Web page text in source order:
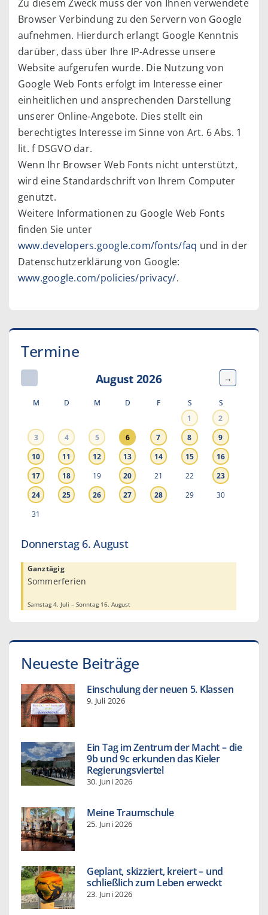
Zu diesem Zweck muss der von Ihnen verwendete
Browser Verbindung zu den Servern von Google
aufnehmen. Hierdurch erlangt Google Kenntnis
darüber, dass über Ihre IP-Adresse unsere
Website aufgerufen wurde. Die Nutzung von
Google Web Fonts erfolgt im Interesse einer
einheitlichen und ansprechenden Darstellung
unserer Online-Angebote. Dies stellt ein
berechtigtes Interesse im Sinne von Art. 6 Abs. 1
lit. f DSGVO dar.
Wenn Ihr Browser Web Fonts nicht unterstützt,
wird eine Standardschrift von Ihrem Computer
genutzt.
Weitere Informationen zu Google Web Fonts
finden Sie unter
www.developers.google.com/fonts/faq und in der
Datenschutzerklärung von Google:
www.google.com/policies/privacy/.
Termine
August 2026 →
M D M D F S
S
1
2
3
4 5 6 7 8
9
10
11 12 13 14 15
16
17
18 19 20 21 22
23
24
25 26 27 28 29
30
31
Donnerstag 6. August
Ganztägig
Sommerferien
Samstag 4. Juli – Sonntag 16. August
Neueste Beiträge
Einschulung der neuen 5. Klassen
9. Juli 2026
Ein Tag im Zentrum der Macht – die
9b und 9c erkunden das Kieler
Regierungsviertel
30. Juni 2026
Meine Traumschule
25. Juni 2026
Geplant, skizziert, kreiert – und
schließlich zum Leben erweckt
23. Juni 2026